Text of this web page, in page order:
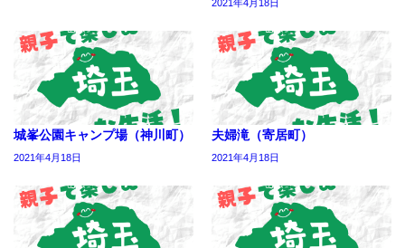
2021年4月18日
城峯公園キャンプ場（神川町）
2021年4月18日
夫婦滝（寄居町）
2021年4月18日